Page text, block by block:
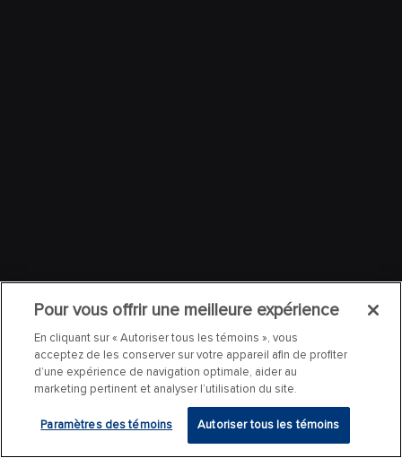
Pour vous offrir une meilleure expérience
En cliquant sur « Autoriser tous les témoins », vous
acceptez de les conserver sur votre appareil afin de profiter
d’une expérience de navigation optimale, aider au
marketing pertinent et analyser l’utilisation du site.
Paramètres des témoins Autoriser tous les témoins